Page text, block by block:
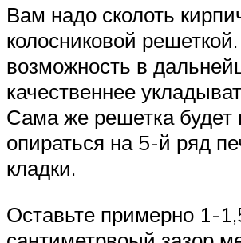
Вам надо сколоть
колосниковой
возможность в
качественнее
Сама же решетка будет
опираться на 5-й ряд
кладки.
Оставьте примерно 1-